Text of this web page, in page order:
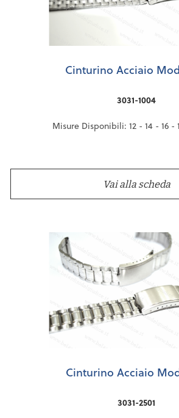
Cinturino Acciaio
3031-1004
Misure Disponibili: 12 - 14 - 16 -
Vai alla scheda
Cinturino Acciaio
3031-2501